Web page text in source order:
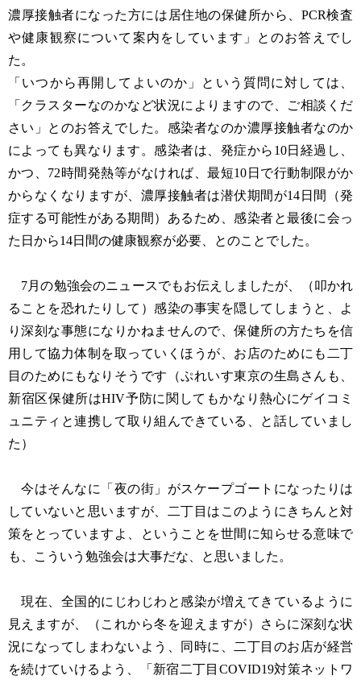
濃厚接触者になった方には居住地の保健所から、PCR検査
や健康観察について案内をしています」とのお答えでし
た。
「いつから再開してよいのか」という質問に対しては、
「クラスターなのかなど状況によりますので、ご相談くだ
さい」とのお答えでした。感染者なのか濃厚接触者なのか
によっても異なります。感染者は、発症から10日経過し、
かつ、72時間発熱等がなければ、最短10日で行動制限がか
からなくなりますが、濃厚接触者は潜伏期間が14日間（発
症する可能性がある期間）あるため、感染者と最後に会っ
た日から14日間の健康観察が必要、とのことでした。
7月の勉強会のニュースでもお伝えしましたが、（叩かれ
ることを恐れたりして）感染の事実を隠してしまうと、よ
り深刻な事態になりかねませんので、保健所の方たちを信
用して協力体制を取っていくほうが、お店のためにも二丁
目のためにもなりそうです（ぷれいす東京の生島さんも、
新宿区保健所はHIV予防に関してもかなり熱心にゲイコミ
ュニティと連携して取り組んできている、と話していまし
た）
今はそんなに「夜の街」がスケープゴートになったりは
していないと思いますが、二丁目はこのようにきちんと対
策をとっていますよ、ということを世間に知らせる意味で
も、こういう勉強会は大事だな、と思いました。
現在、全国的にじわじわと感染が増えてきているように
見えますが、（これから冬を迎えますが）さらに深刻な状
況になってしまわないよう、同時に、二丁目のお店が経営
を続けていけるよう、「新宿二丁目COVID19対策ネットワ